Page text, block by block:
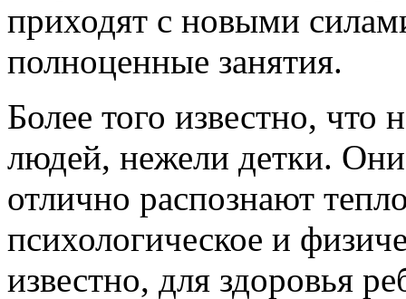
приходят с новыми
полноценные занятия.
Более того известно, что
людей, нежели детки.
отлично распознают
психологическое и
известно, для здоровья